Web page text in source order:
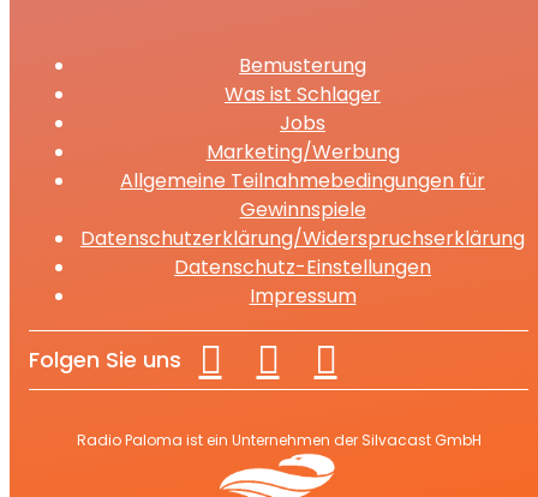
Bemusterung
Was ist Schlager
Jobs
Marketing/Werbung
Allgemeine Teilnahmebedingungen für
Gewinnspiele
Datenschutzerklärung/Widerspruchserklärung
Datenschutz-Einstellungen
Impressum
Folgen Sie uns
Radio Paloma ist ein Unternehmen der Silvacast GmbH